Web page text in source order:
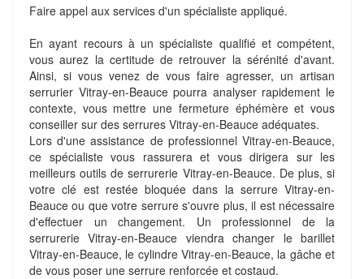
Faire appel aux services d'un spécialiste appliqué.
En ayant recours à un spécialiste qualifié et compétent,
vous aurez la certitude de retrouver la sérénité d'avant.
Ainsi, si vous venez de vous faire agresser, un artisan
serrurier Vitray-en-Beauce pourra analyser rapidement le
contexte, vous mettre une fermeture éphémère et vous
conseiller sur des serrures Vitray-en-Beauce adéquates.
Lors d'une assistance de professionnel Vitray-en-Beauce,
ce spécialiste vous rassurera et vous dirigera sur les
meilleurs outils de serrurerie Vitray-en-Beauce. De plus, si
votre clé est restée bloquée dans la serrure Vitray-en-
Beauce ou que votre serrure s'ouvre plus, il est nécessaire
d'effectuer un changement. Un professionnel de la
serrurerie Vitray-en-Beauce viendra changer le barillet
Vitray-en-Beauce, le cylindre Vitray-en-Beauce, la gâche et
de vous poser une serrure renforcée et costaud.